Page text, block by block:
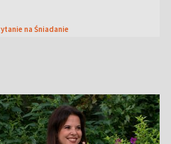
Pytanie na Śniadanie